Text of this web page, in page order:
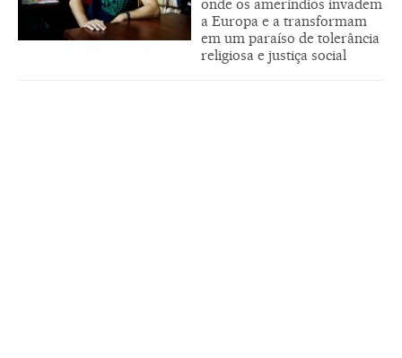
onde os ameríndios invadem
a Europa e a transformam
em um paraíso de tolerância
religiosa e justiça social